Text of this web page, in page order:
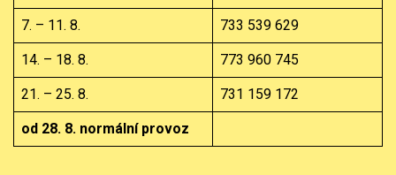
7. – 11. 8. 733 539 629
14. – 18. 8. 773 960 745
21. – 25. 8. 731 159 172
od 28. 8. normální provoz